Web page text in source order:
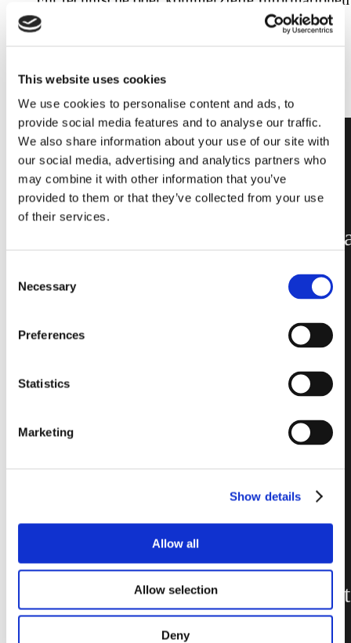
This website uses cookies
We use cookies to personalise content and ads, to
provide social media features and to analyse our traffic.
We also share information about your use of our site with
our social media, advertising and analytics partners who
may combine it with other information that you’ve
provided to them or that they’ve collected from your use
of their services.
Selection
Necessary
Preferences
Statistics
Marketing
Show details
Allow all
Allow selection
Deny
Das erste
vom den
berühmten
griechischer
inspiriert.
und moderner
exklusiven